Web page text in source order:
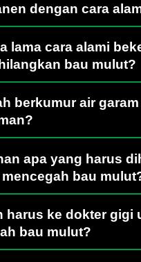
dengan cara
lama cara alami
bau mulut?
berkumur air
apa yang harus
bau
harus ke dokter gigi
bau mulut?